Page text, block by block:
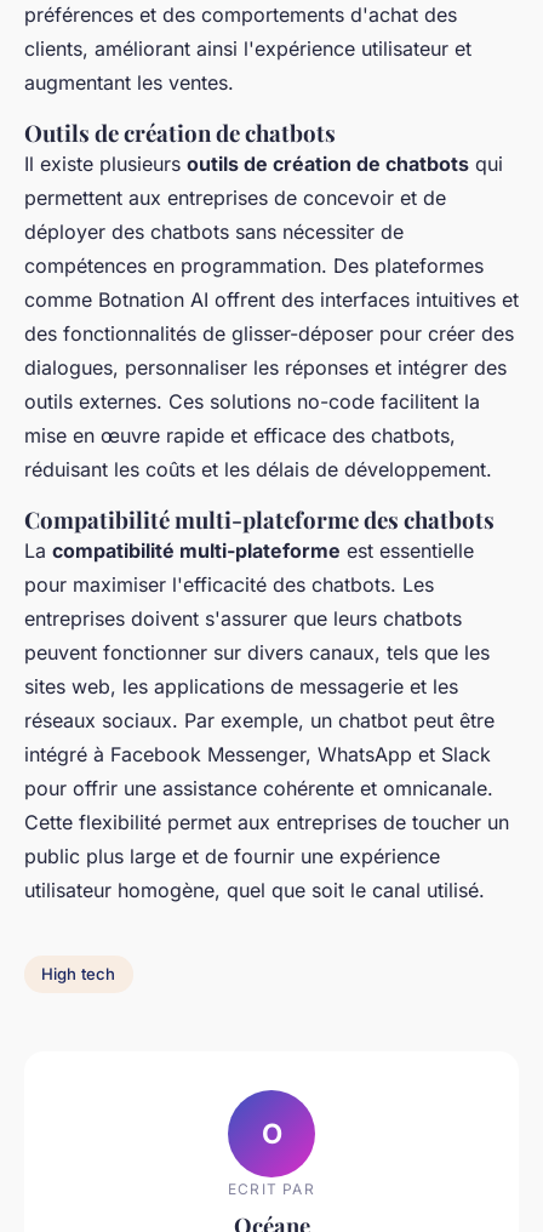
préférences et des comportements d'achat des
clients, améliorant ainsi l'expérience utilisateur et
augmentant les ventes.
Outils de création de chatbots
Il existe plusieurs outils de création de chatbots qui
permettent aux entreprises de concevoir et de
déployer des chatbots sans nécessiter de
compétences en programmation. Des plateformes
comme Botnation AI offrent des interfaces intuitives et
des fonctionnalités de glisser-déposer pour créer des
dialogues, personnaliser les réponses et intégrer des
outils externes. Ces solutions no-code facilitent la
mise en œuvre rapide et efficace des chatbots,
réduisant les coûts et les délais de développement.
Compatibilité multi-plateforme des chatbots
La compatibilité multi-plateforme est essentielle
pour maximiser l'efficacité des chatbots. Les
entreprises doivent s'assurer que leurs chatbots
peuvent fonctionner sur divers canaux, tels que les
sites web, les applications de messagerie et les
réseaux sociaux. Par exemple, un chatbot peut être
intégré à Facebook Messenger, WhatsApp et Slack
pour offrir une assistance cohérente et omnicanale.
Cette flexibilité permet aux entreprises de toucher un
public plus large et de fournir une expérience
utilisateur homogène, quel que soit le canal utilisé.
High tech
O
ECRIT PAR
Océane